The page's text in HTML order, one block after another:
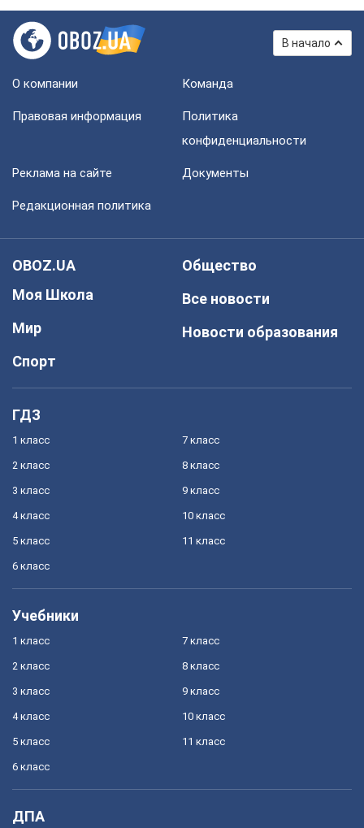
В начало
О компании Команда
Правовая информация
Политика
конфиденциальности
Реклама на сайте Документы
Редакционная политика
OBOZ.UA
Моя Школа
Мир
Спорт
Общество
Все новости
Новости образования
ГДЗ
1 класс
2 класс
3 класс
4 класс
5 класс
6 класс
7 класс
8 класс
9 класс
10 класс
11 класс
Учебники
1 класс
2 класс
3 класс
4 класс
5 класс
6 класс
7 класс
8 класс
9 класс
10 класс
11 класс
ДПА